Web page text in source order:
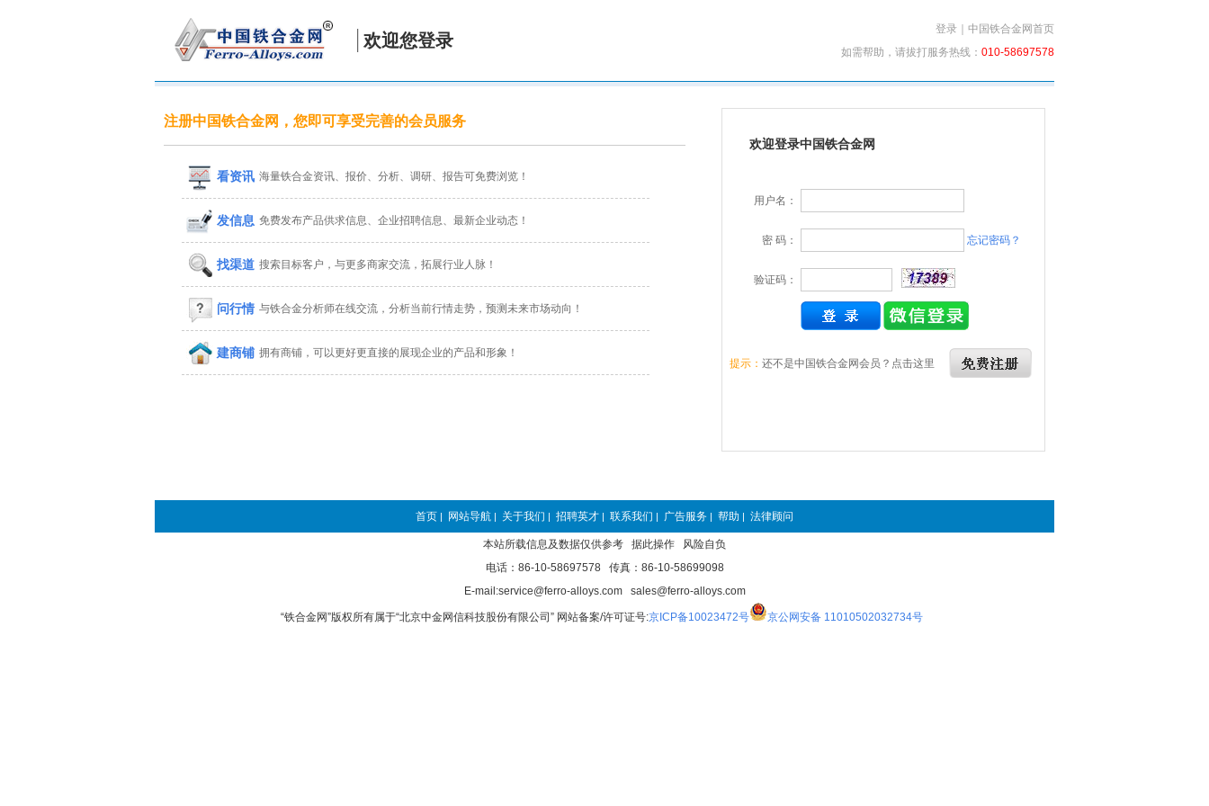
欢迎您登录
登录
中国铁合金网首页
如需帮助，请拔打服务热线： 010-58697578
注册中国铁合金网，您即可享受完善的会员服务
看资讯 海量铁合金资讯、报价、分析、调研、报告可免费浏览！
发信息 免费发布产品供求信息、企业招聘信息、最新企业动态！
找渠道 搜索目标客户，与更多商家交流，拓展行业人脉！
问行情 与铁合金分析师在线交流，分析当前行情走势，预测未来市场动向！
建商铺 拥有商铺，可以更好更直接的展现企业的产品和形象！
欢迎登录中国铁合金网
用户名：
密 码： 忘记密码？
验证码：
提示： 还不是中国铁合金网会员？点击这里
首页 | 网站导航 | 关于我们 | 招聘英才 | 联系我们 | 广告服务 | 帮助 | 法律顾问
本站所载信息及数据仅供参考 据此操作 风险自负
电话：86-10-58697578 传真：86-10-58699098
E-mail:service@ferro-alloys.com sales@ferro-alloys.com
“铁合金网”版权所有属于“北京中金网信科技股份有限公司” 网站备案/许可证号:京ICP备10023472号 京公网安备 11010502032734号